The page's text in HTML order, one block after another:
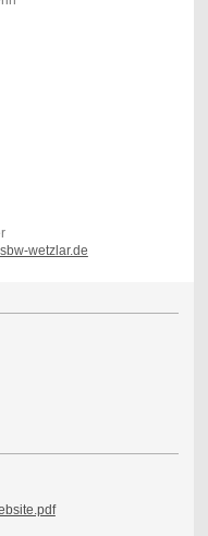
wetzlar.de